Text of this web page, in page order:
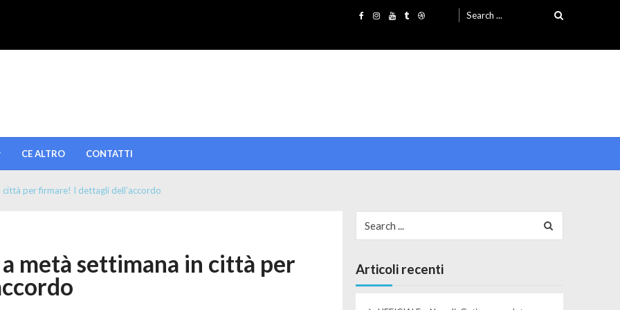
Search for:
CE ALTRO CONTATTI
città per firmare! I dettagli dell’accordo
metà settimana in città per
Articoli recenti